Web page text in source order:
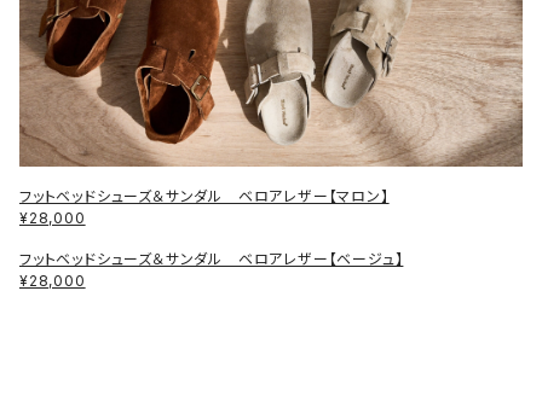
フットベッドシューズ＆サンダル ベロアレザー【マロン】
¥28,000
フットベッドシューズ＆サンダル ベロアレザー【ベージュ】
¥28,000